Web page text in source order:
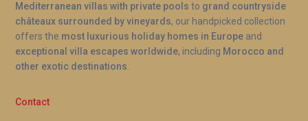
Mediterranean villas with private pools to grand countryside
châteaux surrounded by vineyards, our handpicked collection
offers the most luxurious holiday homes in Europe and
exceptional villa escapes worldwide, including Morocco and
other exotic destinations
Contact